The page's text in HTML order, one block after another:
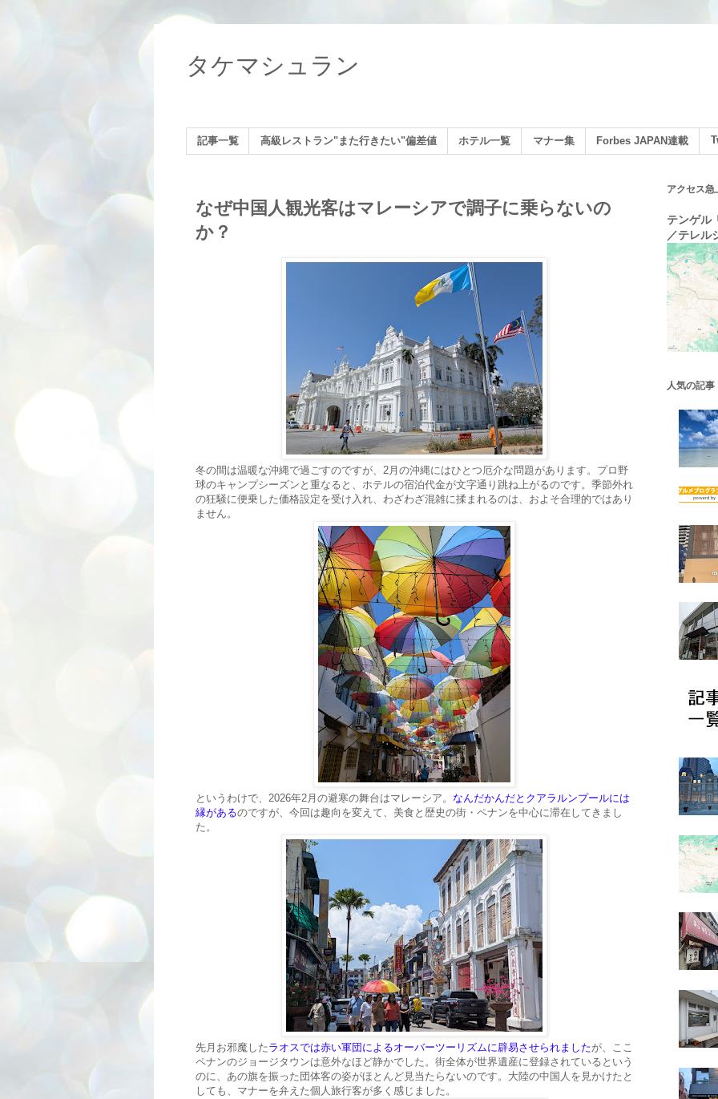
タケマシュラン
記事一覧 高級レストラン"また行きたい"偏差値 ホテル一覧 マナー集 Forbes JAPAN連載
なぜ中国人観光客はマレーシアで調子に乗らないの
か？
冬の間は温暖な沖縄で過ごすのですが、2月の沖縄にはひとつ厄介な問題があります。プロ野
球のキャンプシーズンと重なると、ホテルの宿泊代金が文字通り跳ね上がるのです。季節外れ
の狂騒に便乗した価格設定を受け入れ、わざわざ混雑に揉まれるのは、およそ合理的ではあり
ません。
というわけで、2026年2月の避寒の舞台はマレーシア。 なんだかんだとクアラルンプールには
縁があるのですが、今回は趣向を変えて、美食と歴史の街・ペナンを中心に滞在してきまし
た。
先月お邪魔したラオスでは赤い軍団によるオーバーツーリズムに辟易させられましたが、ここ
ペナンのジョージタウンは意外なほど静かでした。街全体が世界遺産に登録されているという
のに、あの旗を振った団体客の姿がほとんど見当たらないのです。大陸の中国人を見かけたと
しても、マナーを弁えた個人旅行客が多く感じました。
アクセス急
テンゲル
／テレル
人気の記事